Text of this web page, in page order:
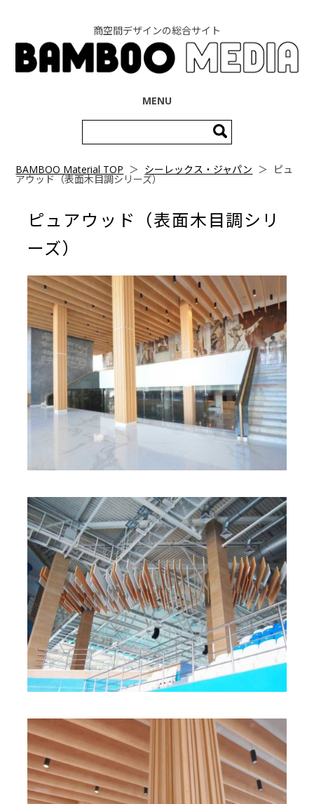
商空間デザインの総合サイト
MENU
索:
BAMBOO Material TOP ＞ シーレックス・ジャパン ＞ ピュ
アウッド（表面木目調シリーズ）
ピュアウッド（表面木目調シリ
ーズ）